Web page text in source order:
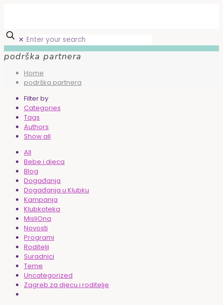
✕
podrška partnera
Home
podrška partnera
Filter by
Categories
Tags
Authors
Show all
All
Bebe i djeca
Blog
Događanja
Događanja u Klubku
Kampanja
Klubkoteka
MisliOna
Novosti
Programi
Roditelji
Suradnici
Teme
Uncategorized
Zagreb za djecu i roditelje